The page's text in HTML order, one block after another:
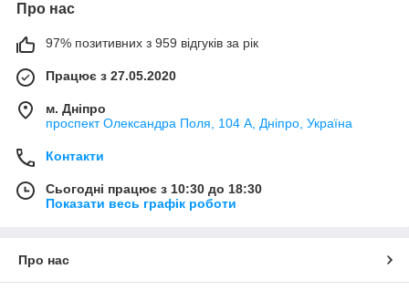
Про нас
97% позитивних з 959 відгуків за рік
Працює з 27.05.2020
м. Дніпро
проспект Олександра Поля, 104 А, Дніпро, Україна
Контакти
Сьогодні працює з 10:30 до 18:30
Показати весь графік роботи
Про нас